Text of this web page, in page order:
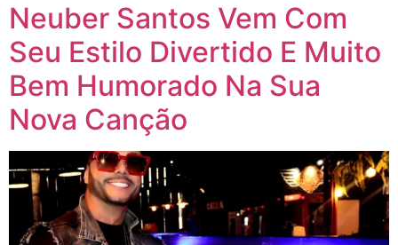
Neuber Santos Vem Com
Seu Estilo Divertido E Muito
Bem Humorado Na Sua
Nova Canção